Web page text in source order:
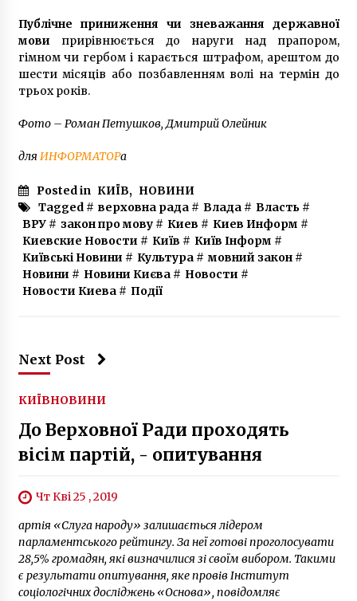
Публічне приниження чи зневажання державної
мови прирівнюється до наруги над прапором,
гімном чи гербом і карається штрафом, арештом до
шести місяців або позбавленням волі на термін до
трьох років.
Фото – Роман Петушков, Дмитрий Олейник
для ИНФОРМАТОРа
Posted in КИЇВ, НОВИНИ
Tagged # верховна рада# Влада# Власть#
ВРУ# закон про мову# Киев # Киев Информ #
Киевские Новости # Київ # Київ Інформ #
Київські Новини # Культура# мовний закон#
Новини # Новини Києва# Новости #
Новости Киева# Події
Next Post
КИЇВНОВИНИ
До Верховної Ради проходять
вісім партій, - опитування
Чт Кві 25 , 2019
артія «Слуга народу» залишається лідером
парламентського рейтингу. За неї готові проголосувати
28,5% громадян, які визначилися зі своїм вибором. Такими
є результати опитування, яке провів Інститут
соціологічних досліджень «Основа», повідомляє